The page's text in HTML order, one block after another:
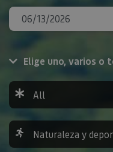
Elige uno, varios o
All
Naturaleza y